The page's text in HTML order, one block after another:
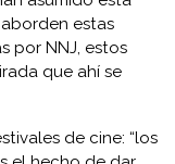
estas
por NNJ, estos
que ahí se
de cine: “los